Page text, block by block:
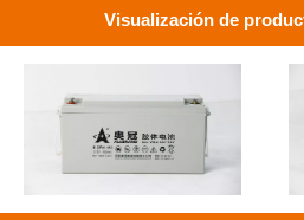
Visualización de